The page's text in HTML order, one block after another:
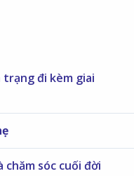
đi kèm giai
chăm sóc cuối đời